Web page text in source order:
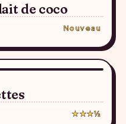
de coco
Nouveau
★★★½